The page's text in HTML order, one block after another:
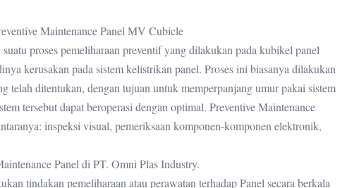
Maintenance Panel MV Cubicle
proses pemeliharaan preventif yang dilakukan pada kubikel panel
kerusakan pada sistem kelistrikan panel. Proses ini biasanya dilakukan
telah ditentukan, dengan tujuan untuk memperpanjang umur pakai sistem
tersebut dapat beroperasi dengan optimal. Preventive Maintenance
inspeksi visual, pemeriksaan komponen-komponen elektronik,
Panel di PT. Omni Plas Industry.
tindakan pemeliharaan atau perawatan terhadap Panel secara berkala